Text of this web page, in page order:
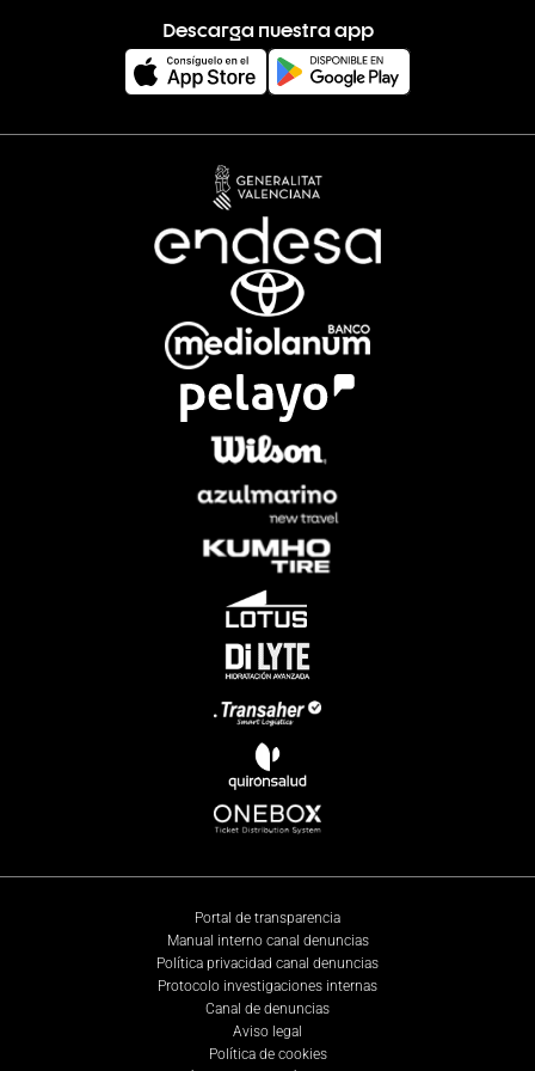
Descarga nuestra app
Portal de transparencia
Manual interno canal denuncias
Política privacidad canal denuncias
Protocolo investigaciones internas
Canal de denuncias
Aviso legal
Política de cookies